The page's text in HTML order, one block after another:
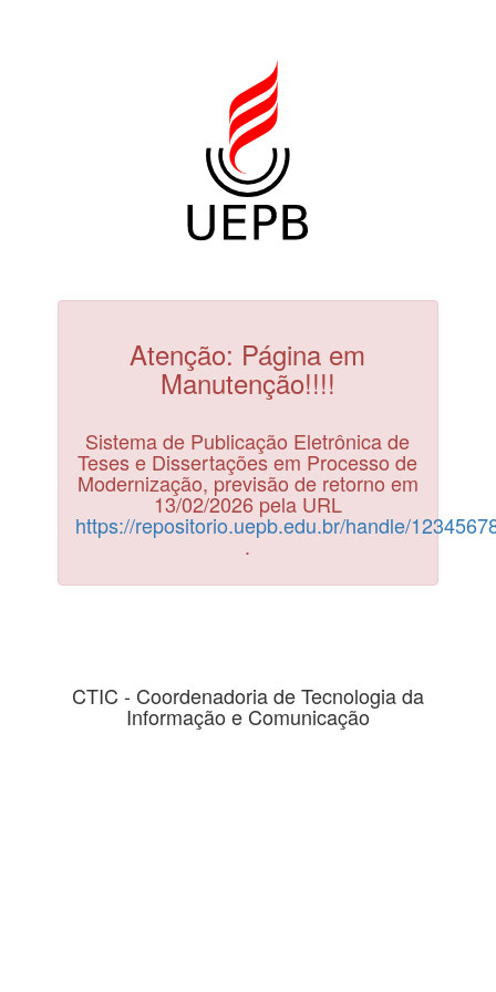
Atenção: Página em
Manutenção!!!!
Sistema de Publicação Eletrônica de
Teses e Dissertações em Processo de
Modernização, previsão de retorno em
13/02/2026 pela URL
https://repositorio.uepb.edu.br/handle/
.
CTIC - Coordenadoria de Tecnologia da
Informação e Comunicação